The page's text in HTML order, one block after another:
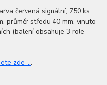
červená signální, 750 ks
průměr středu 40 mm, vinuto
(balení obsahuje 3 role
zde ....